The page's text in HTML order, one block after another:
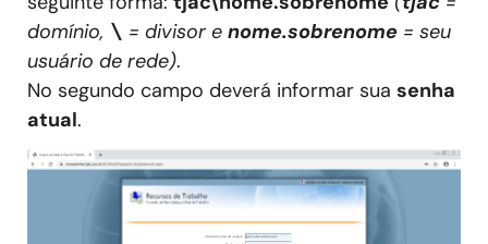
domínio, \ = divisor e nome.sobrenome = seu
usuário de rede).
No segundo campo deverá informar sua senha
atual.